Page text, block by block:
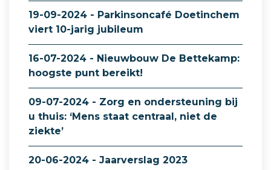
19-09-2024 - Parkinsoncafé Doetinchem
viert 10-jarig jubileum
16-07-2024 - Nieuwbouw De Bettekamp:
hoogste punt bereikt!
09-07-2024 - Zorg en ondersteuning bij
u thuis: ‘Mens staat centraal, niet de
ziekte’
20-06-2024 - Jaarverslag 2023